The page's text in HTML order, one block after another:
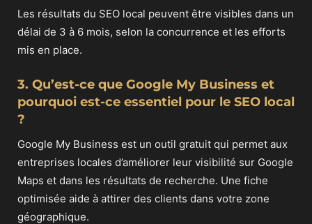
Les résultats du SEO local peuvent être visibles dans un
délai de 3 à 6 mois, selon la concurrence et les efforts
mis en place.
3. Qu’est-ce que Google My Business et
pourquoi est-ce essentiel pour le SEO local
?
Google My Business est un outil gratuit qui permet aux
entreprises locales d’améliorer leur visibilité sur Google
Maps et dans les résultats de recherche. Une fiche
optimisée aide à attirer des clients dans votre zone
géographique.